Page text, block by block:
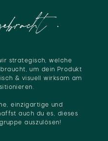
.
strategisch, welche
um dein Produkt
& visuell wirksam am
einzigartige und
auch du es, dieses
auszulösen!